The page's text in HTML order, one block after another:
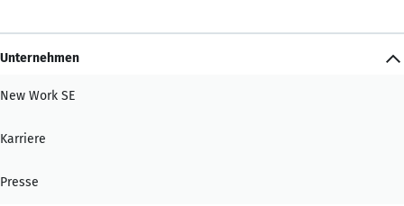
Unternehmen
New Work SE
Karriere
Presse